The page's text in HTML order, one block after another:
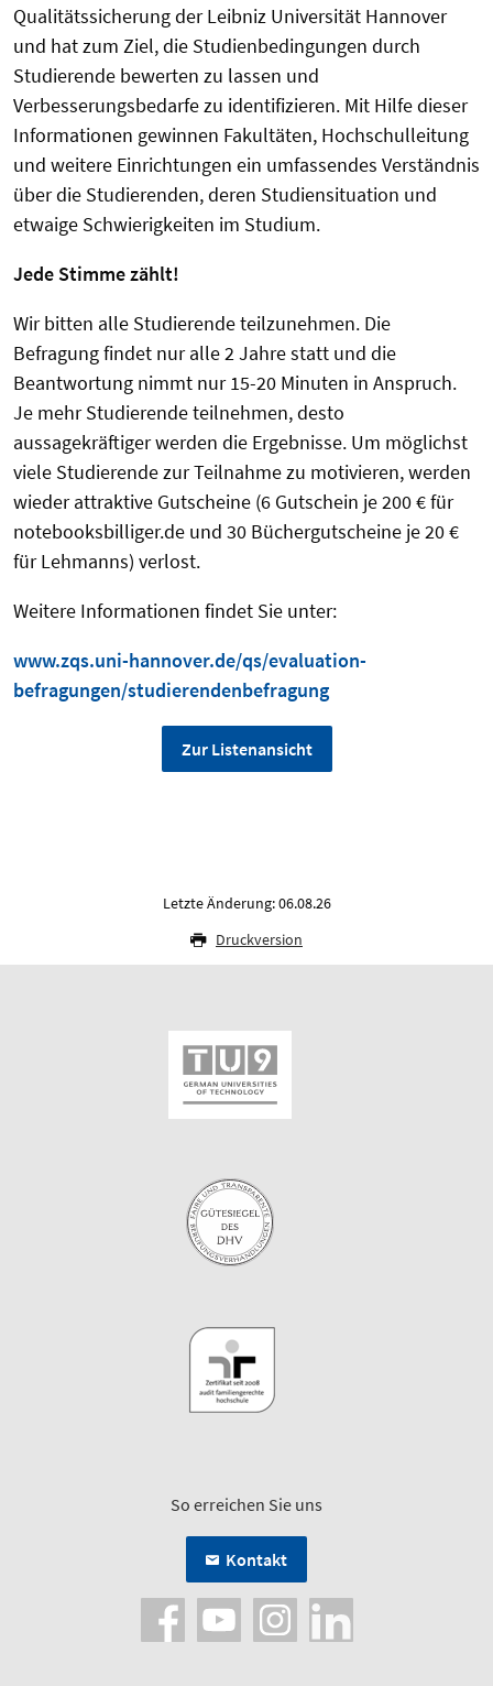
Qualitätssicherung der Leibniz Universität Hannover
und hat zum Ziel, die Studienbedingungen durch
Studierende bewerten zu lassen und
Verbesserungsbedarfe zu identifizieren. Mit Hilfe dieser
Informationen gewinnen Fakultäten, Hochschulleitung
und weitere Einrichtungen ein umfassendes Verständnis
über die Studierenden, deren Studiensituation und
etwaige Schwierigkeiten im Studium.
Jede Stimme zählt!
Wir bitten alle Studierende teilzunehmen. Die
Befragung findet nur alle 2 Jahre statt und die
Beantwortung nimmt nur 15-20 Minuten in Anspruch.
Je mehr Studierende teilnehmen, desto
aussagekräftiger werden die Ergebnisse. Um möglichst
viele Studierende zur Teilnahme zu motivieren, werden
wieder attraktive Gutscheine (6 Gutschein je 200 € für
notebooksbilliger.de und 30 Büchergutscheine je 20 €
für Lehmanns) verlost.
Weitere Informationen findet Sie unter:
www.zqs.uni-hannover.de/qs/evaluation-
befragungen/studierendenbefragung
Zur Listenansicht
Letzte Änderung: 06.08.26
Druckversion
So erreichen Sie uns
Kontakt